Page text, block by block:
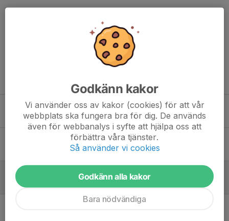
Tidigare nyheter
Höstsäsongens första hemmamatch för div3
28 jul, 21:17 0
Derbymatch för div 5 mån 27/7
26 jul, 22:32 0
Hemmamatcher herrar v.25
Bredbydag och hemmamatch div3
Godkänn kakor
Vi använder oss av kakor (cookies) för att vår
webbplats ska fungera bra för dig. De används
även för webbanalys i syfte att hjälpa oss att
förbättra våra tjänster.
Så använder vi cookies
Godkänn alla kakor
Bara nödvändiga